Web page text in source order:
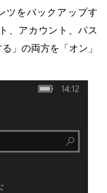
ツをバックアップす
、アカウント、パス
」の両方を「オン」